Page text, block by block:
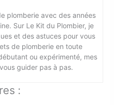
plomberie avec des années
Sur Le Kit du Plombier, je
et des astuces pour vous
de plomberie en toute
ou expérimenté, mes
guider pas à pas.
: